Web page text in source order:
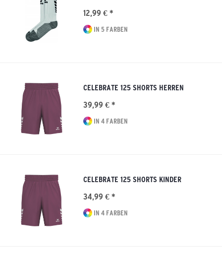
12,99 € *
IN 5 FARBEN
CELEBRATE 125 SHORTS HERREN
39,99 € *
IN 4 FARBEN
CELEBRATE 125 SHORTS KINDER
34,99 € *
IN 4 FARBEN